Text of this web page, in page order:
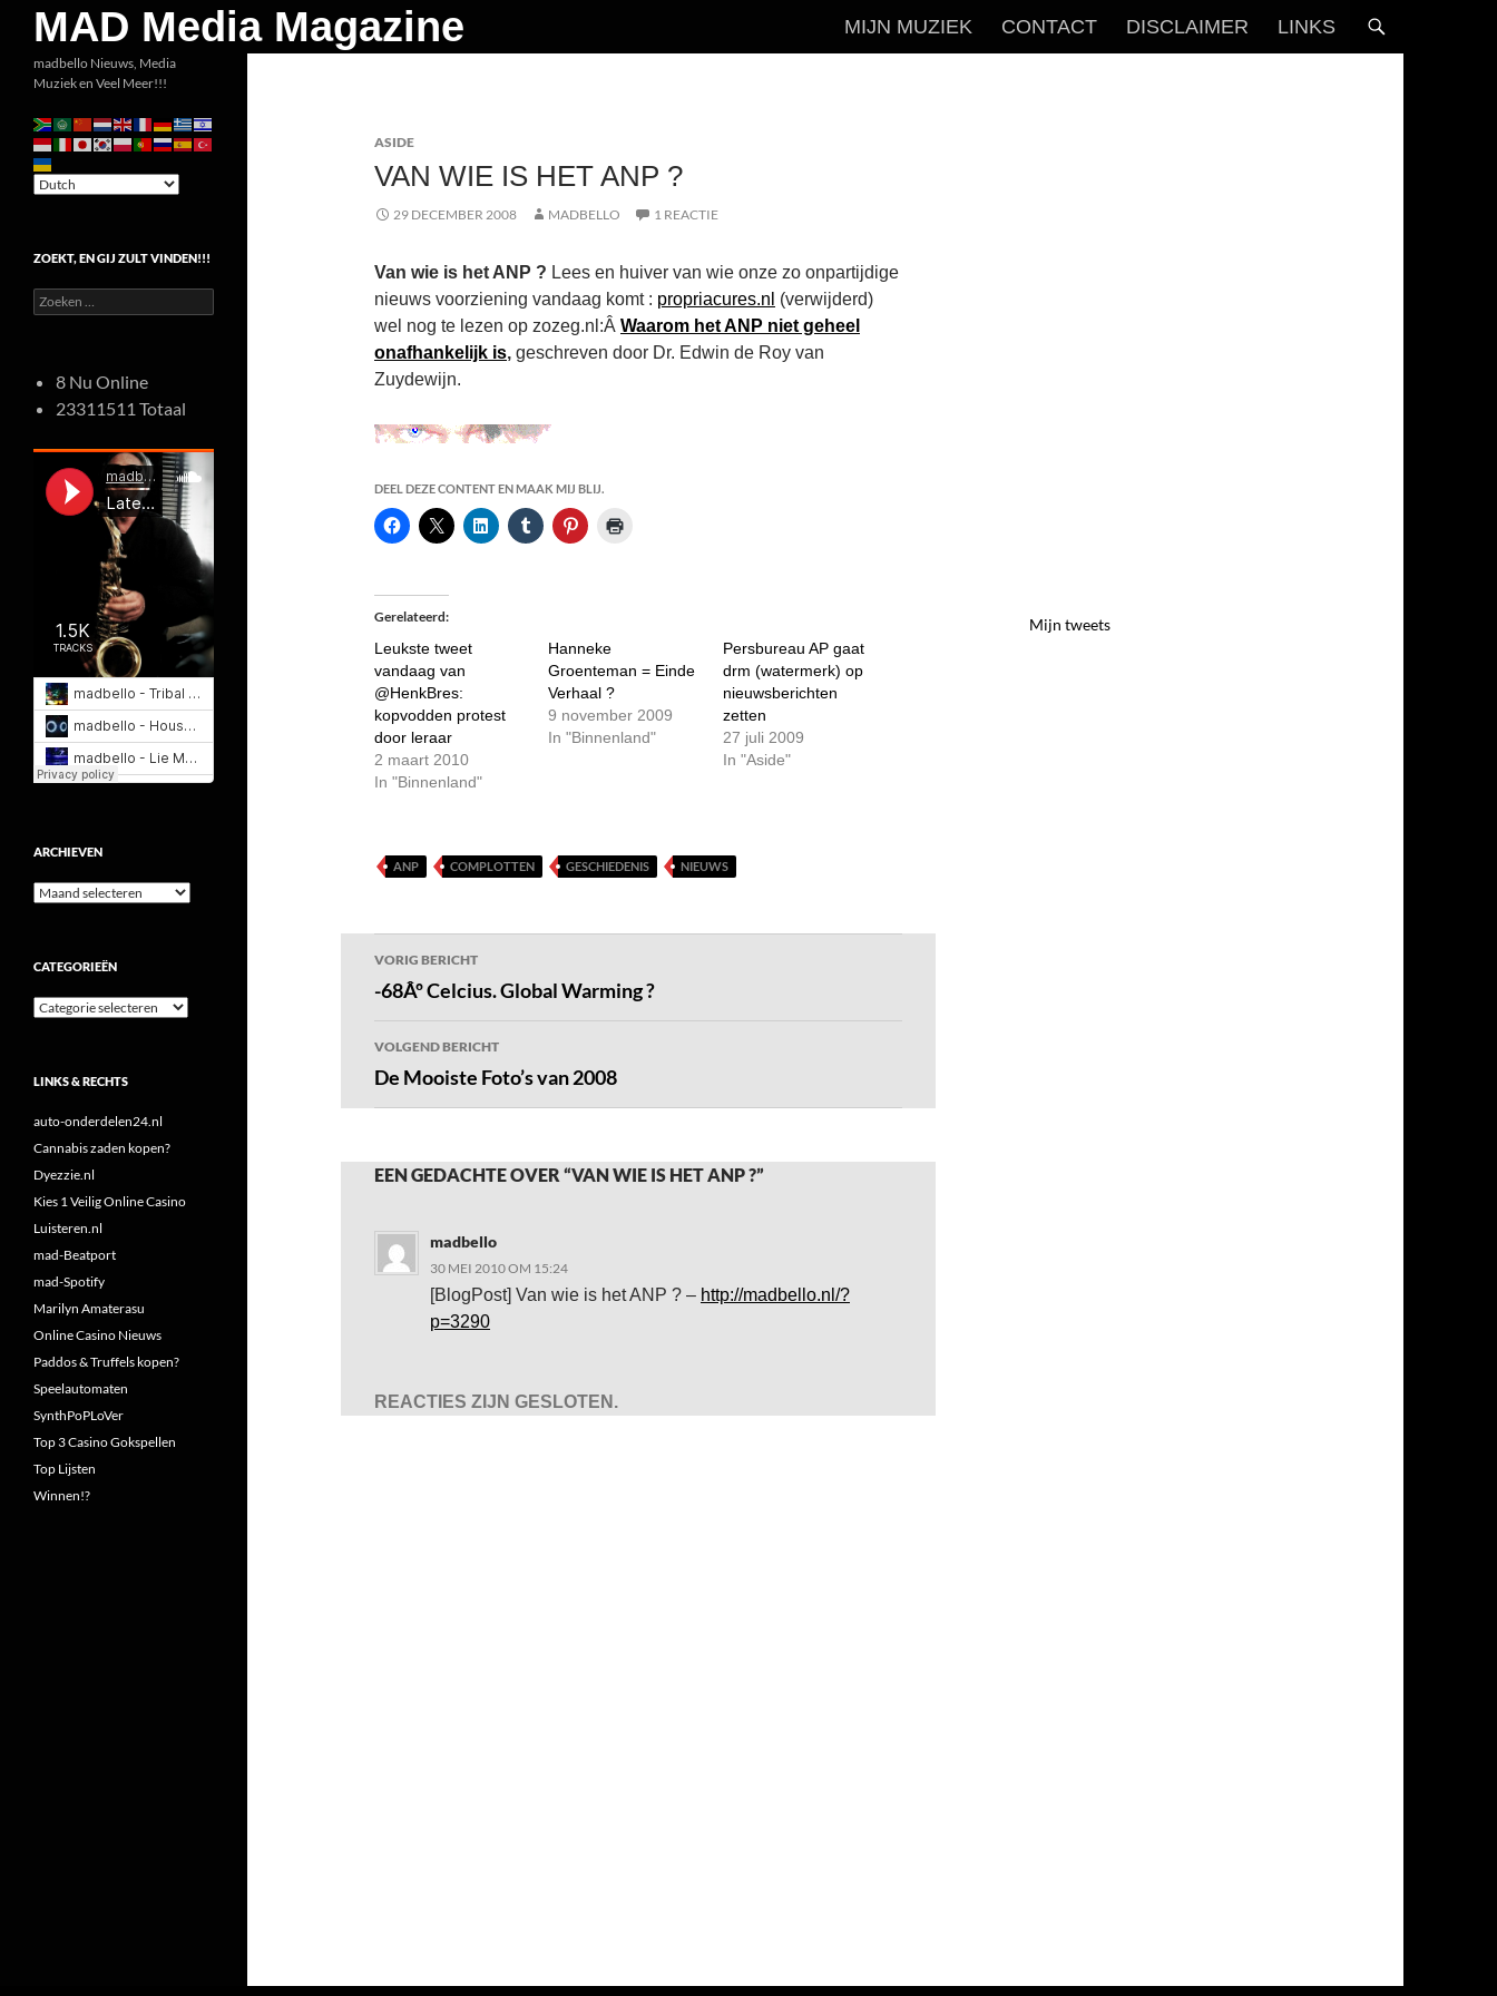
inhoud
MAD Media Magazine
Zoeken
MIJN MUZIEK CONTACT DISCLAIMER LINKS
ASIDE
VAN WIE IS HET ANP ?
29 DECEMBER 2008 MADBELLO 1 REACTIE
Van wie is het ANP ? Lees en huiver van wie onze zo onpartijdige
nieuws voorziening vandaag komt : propriacures.nl (verwijderd)
wel nog te lezen op zozeg.nl:Â Waarom het ANP niet geheel
onafhankelijk is, geschreven door Dr. Edwin de Roy van
Zuydewijn.
DEEL DEZE CONTENT EN MAAK MIJ BLIJ.
Gerelateerd
Leukste tweet
vandaag van
@HenkBres:
kopvodden protest
door leraar
2 maart 2010
In "Binnenland"
Hanneke
Groenteman = Einde
Verhaal ?
9 november 2009
In "Binnenland"
Persbureau AP gaat
drm (watermerk) op
nieuwsberichten
zetten
27 juli 2009
In "Aside"
ANP COMPLOTTEN GESCHIEDENIS NIEUWS
Bericht
navigatie
VORIG BERICHT
-68Âº Celcius. Global Warming ?
VOLGEND BERICHT
De Mooiste Foto’s van 2008
EEN GEDACHTE OVER “VAN WIE IS HET ANP ?”
madbello
30 MEI 2010 OM 15:24
[BlogPost] Van wie is het ANP ? – http://madbello.nl/?
p=3290
REACTIES ZIJN GESLOTEN.
Mijn tweets
madbello Nieuws, Media
Muziek en Veel Meer!!!
ZOEKT, EN GIJ ZULT VINDEN!!!
Zoeken
naar:
8 Nu Online
23311511 Totaal
ARCHIEVEN
Archieven
CATEGORIEËN
Categorieën
LINKS & RECHTS
auto-onderdelen24.nl
Cannabis zaden kopen?
Dyezzie.nl
Kies 1 Veilig Online Casino
Luisteren.nl
mad-Beatport
mad-Spotify
Marilyn Amaterasu
Online Casino Nieuws
Paddos & Truffels kopen?
Speelautomaten
SynthPoPLoVer
Top 3 Casino Gokspellen
Top Lijsten
Winnen!?